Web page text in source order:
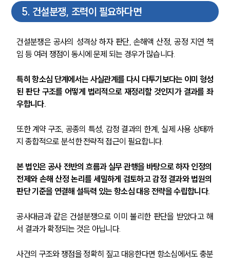
5. 건설분쟁, 조력이 필요하다면
건설분쟁은 공사의 성격상 하자 판단, 손해액 산정, 공정 지연 책
임 등 여러 쟁점이 동시에 문제 되는 경우가 많습니다.
특히 항소심 단계에서는 사실관계를 다시 다투기보다는 이미 형성
된 판단 구조를 어떻게 법리적으로 재정리할 것인지가 결과를 좌
우합니다.
또한 계약 구조, 공종의 특성, 감정 결과의 한계, 실제 사용 상태까
지 종합적으로 분석한 전략적 접근이 필요합니다.
본 법인은 공사 전반의 흐름과 실무 관행을 바탕으로 하자 인정의
전제와 손해 산정 논리를 세밀하게 검토하고 감정 결과와 법원의
판단 기준을 연결해 설득력 있는 항소심 대응 전략을 수립합니다.
공사대금과 같은 건설분쟁으로 이미 불리한 판단을 받았다고 해
서 결과가 확정되는 것은 아닙니다.
사건의 구조와 쟁점을 정확히 짚고 대응한다면 항소심에서도 충분